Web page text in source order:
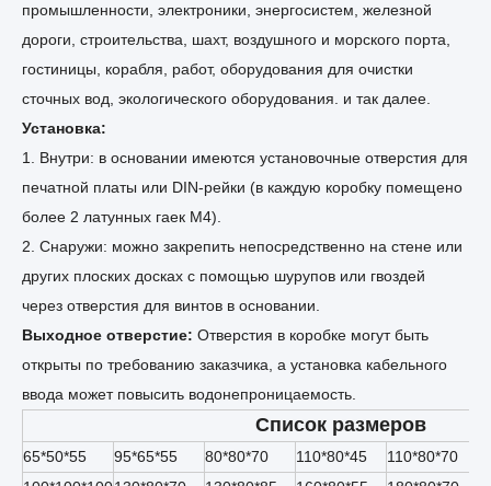
промышленности, электроники, энергосистем, железной
дороги, строительства, шахт, воздушного и морского порта,
гостиницы, корабля, работ, оборудования для очистки
сточных вод, экологического оборудования. и так далее.
Установка:
1. Внутри: в основании имеются установочные отверстия для
печатной платы или DIN-рейки (в каждую коробку помещено
более 2 латунных гаек M4).
2. Снаружи: можно закрепить непосредственно на стене или
других плоских досках с помощью шурупов или гвоздей
через отверстия для винтов в основании.
Выходное отверстие: Отверстия в коробке могут быть
открыты по требованию заказчика, а установка кабельного
ввода может повысить водонепроницаемость.
Список размеров
65*50*55 95*65*55 80*80*70 110*80*45 110*80*70